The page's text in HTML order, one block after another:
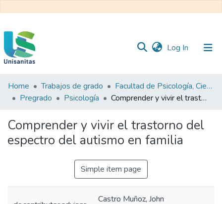
Log In (current)
Inicio
Web
Unisanitas
Home Trabajos de grado
Facultad de Psicología, Ciencias Sociales y de la Educación
Pregrado
Psicología Comprender y vivir el trastorno del espectro del autismo en familia
Comprender y vivir el trastorno del
espectro del autismo en familia
Simple item page
Castro Muñoz, John